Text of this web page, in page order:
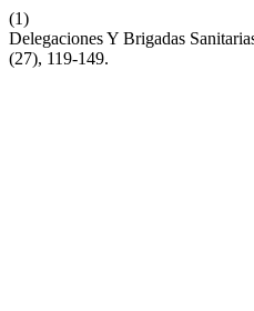
(1)
Delegaciones Y Brigadas
(27), 119-149.